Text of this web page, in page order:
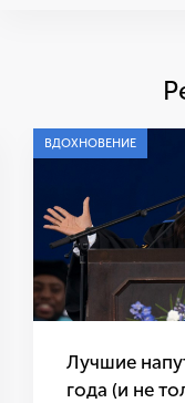
ВДОХНОВЕНИЕ
Лучшие
года (и не